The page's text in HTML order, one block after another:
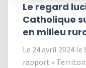
Le regard
Catholique
en milieu
Le 24 avril 2024
rapport «